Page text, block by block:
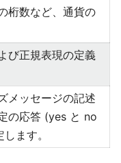
桁数など、通貨の
び正規表現の定義
メッセージの記述
の応答 (yes と no
ます。